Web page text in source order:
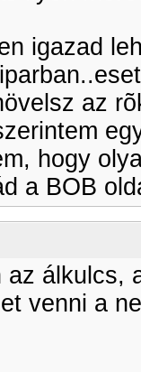
igazad
az
hogy
a BOB
az álkulcs,
venni a